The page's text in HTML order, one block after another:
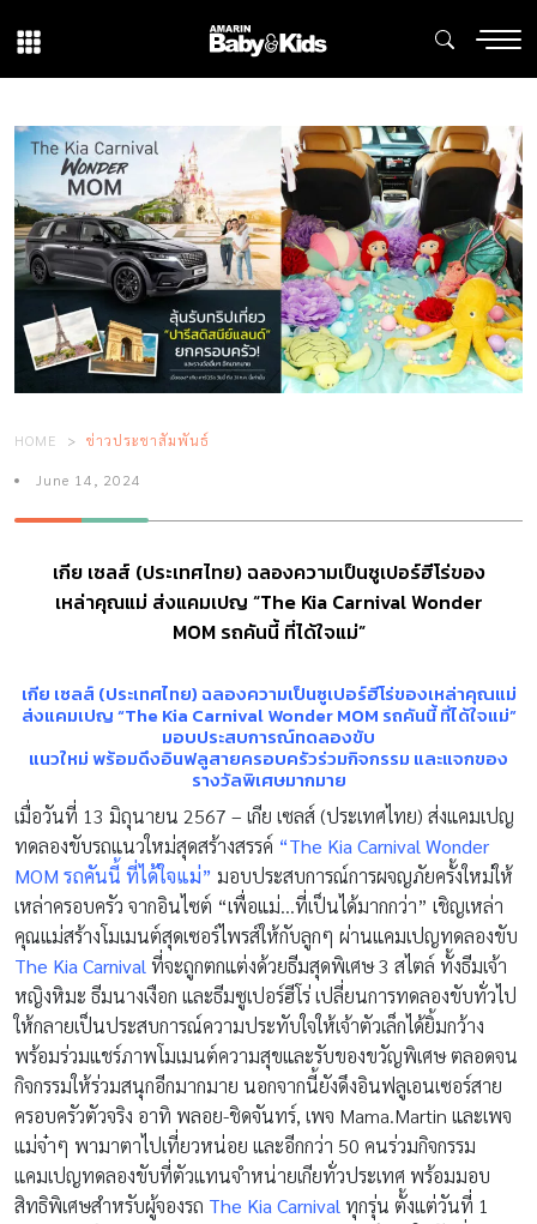
HOME ข่าวประชาสัมพันธ์
June 14, 2024
เกีย เซลส์ (ประเทศไทย) ฉลองความเป็นซูเปอร์ฮีโร่ของ
เหล่าคุณแม่ ส่งแคมเปญ “The Kia Carnival Wonder
MOM รถคันนี้ ที่ได้ใจแม่”
เกีย เซลส์ (ประเทศไทย) ฉลองความเป็นซูเปอร์ฮีโร่ของเหล่าคุณแม่
ส่งแคมเปญ “The Kia Carnival Wonder MOM รถคันนี้ ที่ได้ใจแม่”
มอบประสบการณ์ทดลองขับ
แนวใหม่ พร้อมดึงอินฟลูสายครอบครัวร่วมกิจกรรม และแจกของ
รางวัลพิเศษมากมาย
เมื่อวันที่ 13 มิถุนายน 2567 – เกีย เซลส์ (ประเทศไทย) ส่งแคมเปญ
ทดลองขับรถแนวใหม่สุดสร้างสรรค์ “The Kia Carnival Wonder
MOM รถคันนี้ ที่ได้ใจแม่” มอบประสบการณ์การผจญภัยครั้งใหม่ให้
เหล่าครอบครัว จากอินไซต์ “เพื่อแม่…ที่เป็นได้มากกว่า” เชิญเหล่า
คุณแม่สร้างโมเมนต์สุดเซอร์ไพรส์ให้กับลูกๆ ผ่านแคมเปญทดลองขับ
The Kia Carnival ที่จะถูกตกแต่งด้วยธีมสุดพิเศษ 3 สไตล์ ทั้งธีมเจ้า
หญิงหิมะ ธีมนางเงือก และธีมซูเปอร์ฮีโร่ เปลี่ยนการทดลองขับทั่วไป
ให้กลายเป็นประสบการณ์ความประทับใจให้เจ้าตัวเล็กได้ยิ้มกว้าง
พร้อมร่วมแชร์ภาพโมเมนต์ความสุขและรับของขวัญพิเศษ ตลอดจน
กิจกรรมให้ร่วมสนุกอีกมากมาย นอกจากนี้ยังดึงอินฟลูเอนเซอร์สาย
ครอบครัวตัวจริง อาทิ พลอย-ชิดจันทร์, เพจ Mama.Martin และเพจ
แม่จ๋าๆ พามาตาไปเที่ยวหน่อย และอีกกว่า 50 คนร่วมกิจกรรม
แคมเปญทดลองขับที่ตัวแทนจำหน่ายเกียทั่วประเทศ พร้อมมอบ
สิทธิพิเศษสำหรับผู้จองรถ The Kia Carnival ทุกรุ่น ตั้งแต่วันที่ 1